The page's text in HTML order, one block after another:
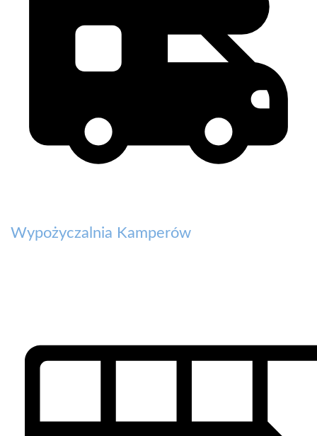
Wypożyczalnia Kamperów